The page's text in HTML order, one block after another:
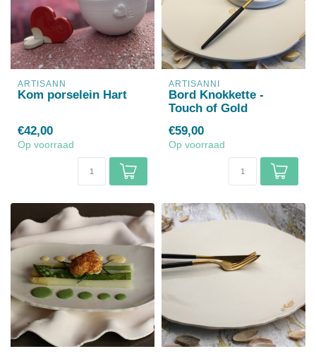
ARTISANN
Kom porselein Hart
€42,00
Op voorraad
ARTISANNI
Bord Knokkette -
Touch of Gold
€59,00
Op voorraad